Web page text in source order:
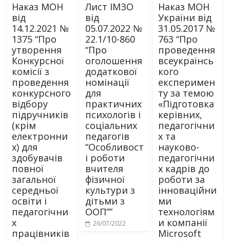
Наказ МОН
від
14.12.2021 №
1375 “Про
утворення
Конкурсної
комісії з
проведення
конкурсного
відбору
підручників
(крім
електронни
х) для
здобувачів
повної
загальної
середньої
освіти і
педагогічни
х
працівників
Лист ІМЗО
від
05.07.2022 №
22.1/10-860
“Про
оголошення
додаткової
номінації
для
практичних
психологів і
соціальних
педагогів
“Особливост
і роботи
вчителя
фізичної
культури з
дітьми з
ООП””
26/07/2022
Наказ МОН
України від
31.05.2017 №
763 “Про
проведення
всеукраїнсь
кого
експеримен
ту за темою
«Підготовка
керівних,
педагогічни
х та
науково-
педагогічни
х кадрів до
роботи за
інноваційни
ми
технологіям
и компанії
Microsoft